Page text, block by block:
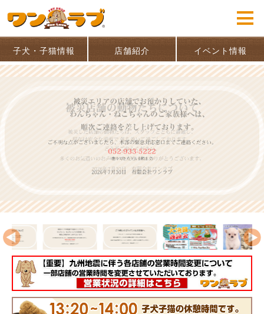
子犬・子猫情報 店舗紹介 イベント情報